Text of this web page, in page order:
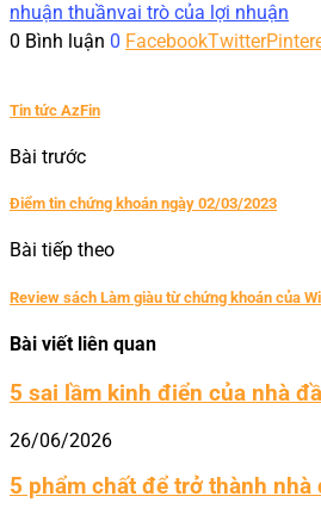
nhuận thuầnvai trò của lợi nhuận
0 Bình luận 0 FacebookTwitter
Tin tức AzFin
Bài trước
Điểm tin chứng khoán ngày 02/03/2023
Bài tiếp theo
Review sách Làm giàu từ chứng khoán của
Bài viết liên quan
5 sai lầm kinh điển của nhà
26/06/2026
5 phẩm chất để trở thành nhà